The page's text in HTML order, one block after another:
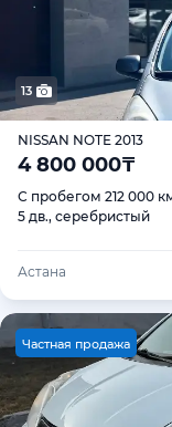
13
NISSAN NOTE 2013
4 800 000₸
С пробегом 212 000
5 дв., серебристый
Астана
Частная продажа